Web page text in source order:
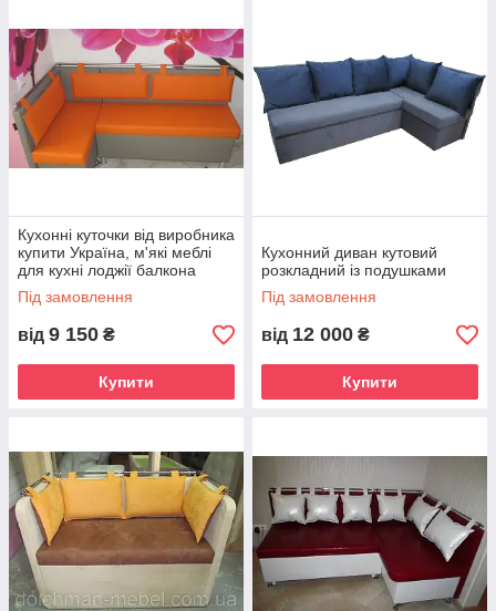
Кухонні куточки від виробника
купити Україна, м'які меблі
для кухні лоджії балкона
Під замовлення
від 9 150 ₴
Купити
Кухонний диван кутовий
розкладний із подушками
Під замовлення
від 12 000 ₴
Купити